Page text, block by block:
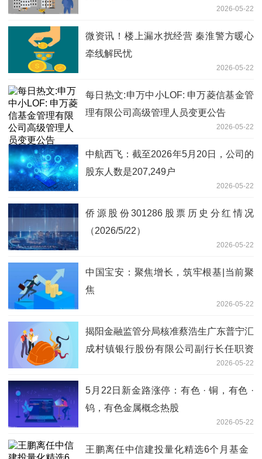
2026-05-22
微资讯！楼上漏水扰经营 秦淮警方暖心
牵线解民忧
2026-05-22
每日热文:申万中小LOF: 申万菱信基金管
理有限公司高级管理人员变更公告
2026-05-22
中航西飞：截至2026年5月20日，公司的
股东人数是207,249户
2026-05-22
侨源股份301286股票历史分红情况
（2026/5/22）
2026-05-22
中国宝安：聚焦增长，筑牢根基|当前聚
焦
2026-05-22
揭阳金融监管分局核准蔡浩生广东普宁汇
成村镇银行股份有限公司副行长任职资
2026-05-22
5月22日新金路涨停：有色 · 铜，有色 ·
钨，有色金属概念热股
2026-05-22
王鹏离任中信建投量化精选6个月基金